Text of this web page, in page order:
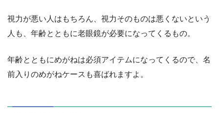
視力が悪い人はもちろん、視力そのものは悪くないという
人も、年齢とともに老眼鏡が必要になってくるもの。
年齢とともにめがねは必須アイテムになってくるので、名
前入りのめがねケースも喜ばれますよ。